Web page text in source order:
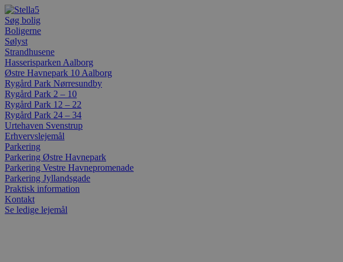
Videre
til
indhold
Søg bolig
Boligerne
Sølyst
Strandhusene
Hasserisparken Aalborg
Østre Havnepark 10 Aalborg
Rygård Park Nørresundby
Rygård Park 2 – 10
Rygård Park 12 – 22
Rygård Park 24 – 34
Urtehaven Svenstrup
Erhvervslejemål
Parkering
Parkering Østre Havnepark
Parkering Vestre Havnepromenade
Parkering Jyllandsgade
Praktisk information
Kontakt
Se ledige lejemål